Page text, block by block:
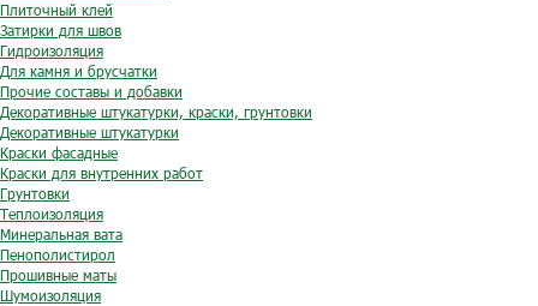
Плиточный клей
Затирки для швов
Гидроизоляция
Для камня и брусчатки
Прочие составы и добавки
Декоративные штукатурки, краски, грунтовки
Декоративные штукатурки
Краски фасадные
Краски для внутренних работ
Грунтовки
Теплоизоляция
Минеральная вата
Пенополистирол
Прошивные маты
Шумоизоляция